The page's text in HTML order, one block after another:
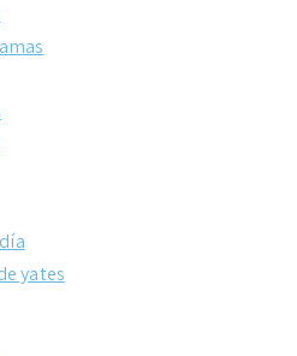
yates